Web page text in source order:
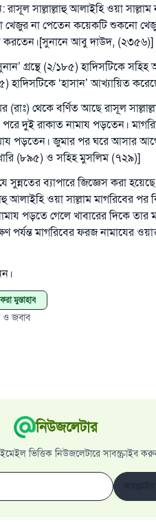
রাসূল সাল্লাল্লাহু আলাইহি ওয়া
খেজুর না পেতেন কয়েকটি শুকনো
করতেন।[সুনানে আবু দাউদ, (২৩৫৬)]
গ্রন্থে (২/১৮৫) হাদিসটিকে
হাদিসটিকে ‘হাসান’ আখ্যায়িত
(রাঃ) থেকে বর্ণিত আছে রাসূল
পরে দুই রাকাত নামায পড়তেন।
পড়তেন। জুমার পর ঘরে আসার
(৮৯৫) ও সহিহ মুসলিম (৭২৯)]
সুন্নতের ব্যাপারে জিজ্ঞেস করা
আলাইহি ওয়া সাল্লাম মাগরিবের
পড়তে গেলে খাবারের দিকে
পর্যন্ত মাগরিবের ফরজ নামাযের
মুস্তাহাব
ও জবাব
নিউজলেটার
ভিত্তিক নিউজলেটারে সাবস্ক্রাইব
উত্তর নম্বর ১১০৮৪৫
উম্মাহকে উত্তর দিতে
রাসূল সাল্লাল্লাহু
যে ব্যক্তি সৎ কর্মের পথ দেখাবে
(সহিহ
এখনই